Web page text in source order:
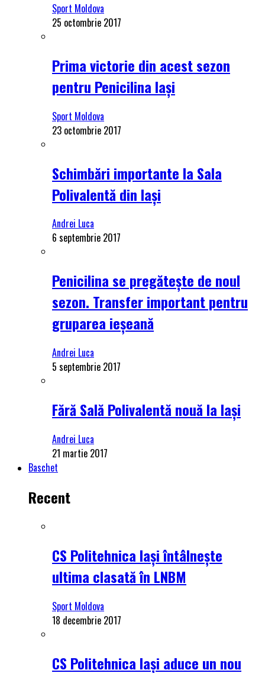
Sport Moldova
25 octombrie 2017
Prima victorie din acest sezon
pentru Penicilina Iași
Sport Moldova
23 octombrie 2017
Schimbări importante la Sala
Polivalentă din Iași
Andrei Luca
6 septembrie 2017
Penicilina se pregătește de noul
sezon. Transfer important pentru
gruparea ieșeană
Andrei Luca
5 septembrie 2017
Fără Sală Polivalentă nouă la Iași
Andrei Luca
21 martie 2017
Baschet
Recent
CS Politehnica Iași întâlnește
ultima clasată în LNBM
Sport Moldova
18 decembrie 2017
CS Politehnica Iași aduce un nou